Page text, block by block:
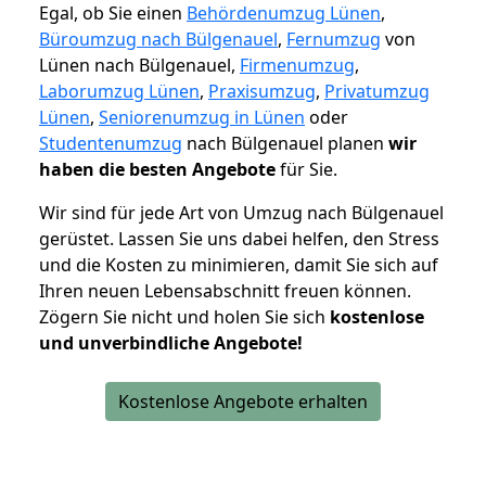
Egal, ob Sie einen Behördenumzug Lünen,
Büroumzug nach Bülgenauel, Fernumzug von
Lünen nach Bülgenauel, Firmenumzug,
Laborumzug Lünen, Praxisumzug, Privatumzug
Lünen, Seniorenumzug in Lünen oder
Studentenumzug nach Bülgenauel planen wir
haben die besten Angebotefür Sie.
Wir sind für jede Art von Umzug nach Bülgenauel
gerüstet. Lassen Sie uns dabei helfen, den Stress
und die Kosten zu minimieren, damit Sie sich auf
Ihren neuen Lebensabschnitt freuen können.
Zögern Sie nicht und holen Sie sich kostenlose
und unverbindliche Angebote!
Kostenlose Angebote erhalten